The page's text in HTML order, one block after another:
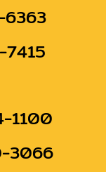
1100
3066